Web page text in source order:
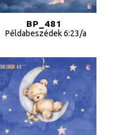
BP_481
Példabeszédek 6:23/a